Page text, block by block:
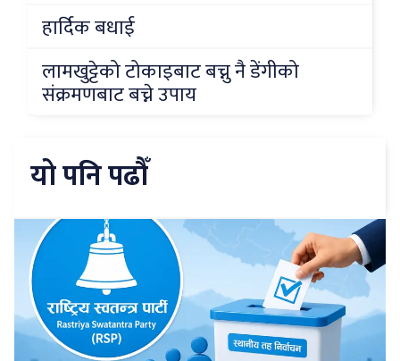
हार्दिक बधाई
लामखुट्टेको टोकाइबाट बच्नु नै डेंगीको
संक्रमणबाट बच्ने उपाय
यो पनि पढौँ